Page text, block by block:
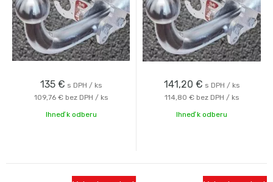
135 € s DPH / ks
109,76 € bez DPH / ks
Ihneď k odberu
141,20 € s DPH / ks
114,80 € bez DPH / ks
Ihneď k odberu